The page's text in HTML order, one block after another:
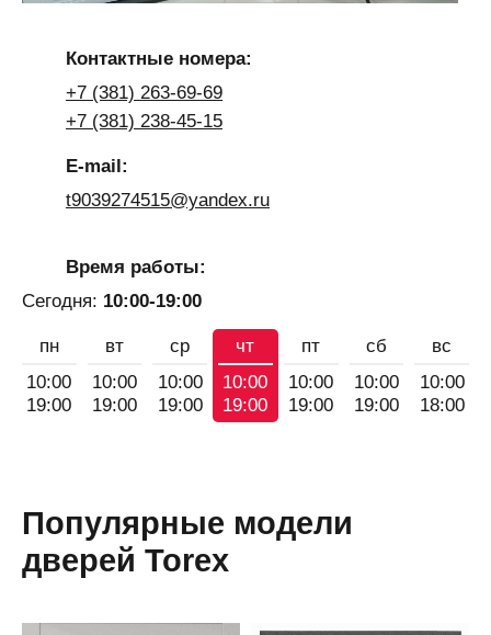
Контактные номера:
+7 (381) 263-69-69
+7 (381) 238-45-15
E-mail:
t9039274515@yandex.ru
Время работы:
Сегодня: 10:00-19:00
пн
10:00
19:00
вт
10:00
19:00
ср
10:00
19:00
чт
10:00
19:00
пт
10:00
19:00
сб
10:00
19:00
вс
10:00
18:00
Популярные модели
дверей Torex